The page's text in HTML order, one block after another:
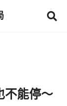
不能停～